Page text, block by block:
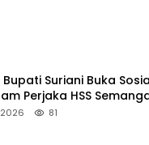
Suriani Buka
Perjaka HSS
81